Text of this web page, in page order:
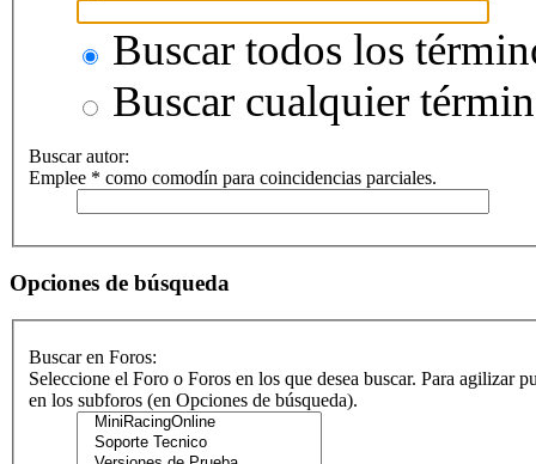
Buscar todos los
Buscar cualquier
Buscar autor:
Emplee * como comodín para coincidencias parciales.
Opciones de búsqueda
Buscar en Foros:
Seleccione el Foro o Foros en los que desea buscar. Para agilizar
en los subforos (en Opciones de búsqueda).